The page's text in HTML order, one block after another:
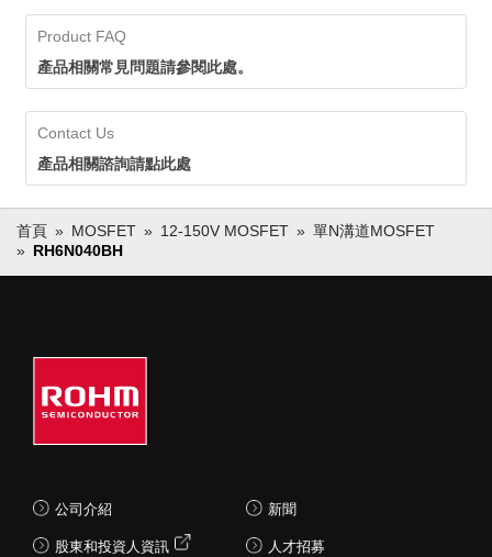
Product FAQ
產品相關常見問題請參閱此處。
Contact Us
產品相關諮詢請點此處
首頁 MOSFET 12-150V MOSFET
單N溝道MOSFET
RH6N040BH
公司介紹
股東和投資人資訊
新聞
人才招募